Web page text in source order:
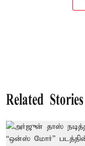
Related Stories